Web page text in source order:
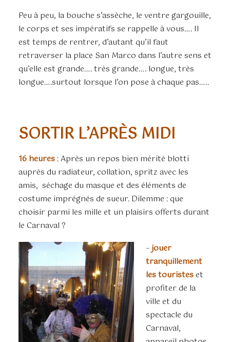
Peu à peu, la bouche s’assèche, le ventre gargouille,
le corps et ses impératifs se rappelle à vous…. Il
est temps de rentrer, d’autant qu’il faut
retraverser la place San Marco dans l’autre sens et
qu’elle est grande…. très grande…. longue, très
longue….surtout lorsque l’on pose à chaque pas…..
SORTIR L’APRÈS MIDI
16 heures: Après un repos bien mérité blotti
auprès du radiateur, collation, spritz avec les
amis, séchage du masque et des éléments de
costume imprégnés de sueur. Dilemme : que
choisir parmi les mille et un plaisirs offerts durant
le Carnaval ?
–jouer
tranquillement
les touristeset
profiter de la
ville et du
spectacle du
Carnaval,